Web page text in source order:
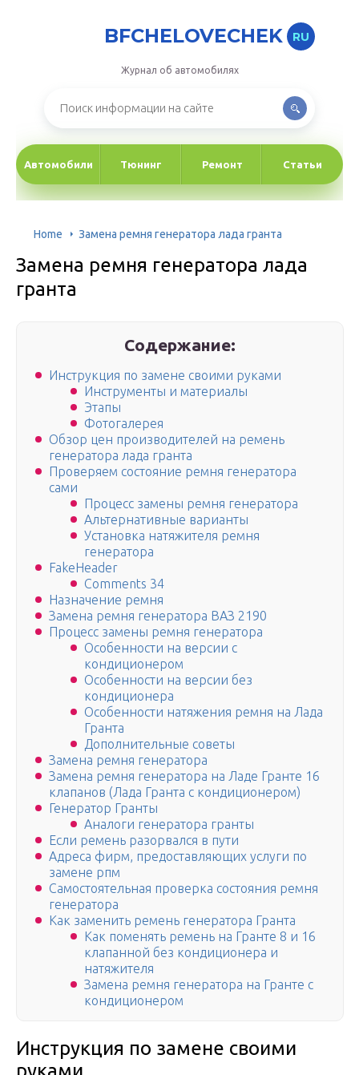
BFCHELOVECHEK RU
Журнал об автомобилях
Автомобили Тюнинг Ремонт Статьи
Home Замена ремня генератора лада гранта
Замена ремня генератора лада
гранта
Содержание:
Инструкция по замене своими руками
Инструменты и материалы
Этапы
Фотогалерея
Обзор цен производителей на ремень
генератора лада гранта
Проверяем состояние ремня генератора
сами
Процесс замены ремня генератора
Альтернативные варианты
Установка натяжителя ремня
генератора
FakeHeader
Comments 34
Назначение ремня
Замена ремня генератора ВАЗ 2190
Процесс замены ремня генератора
Особенности на версии с
кондиционером
Особенности на версии без
кондиционера
Особенности натяжения ремня на Лада
Гранта
Дополнительные советы
Замена ремня генератора
Замена ремня генератора на Ладе Гранте 16
клапанов (Лада Гранта с кондиционером)
Генератор Гранты
Аналоги генератора гранты
Если ремень разорвался в пути
Адреса фирм, предоставляющих услуги по
замене рпм
Самостоятельная проверка состояния ремня
генератора
Как заменить ремень генератора Гранта
Как поменять ремень на Гранте 8 и 16
клапанной без кондиционера и
натяжителя
Замена ремня генератора на Гранте с
кондиционером
Инструкция по замене своими